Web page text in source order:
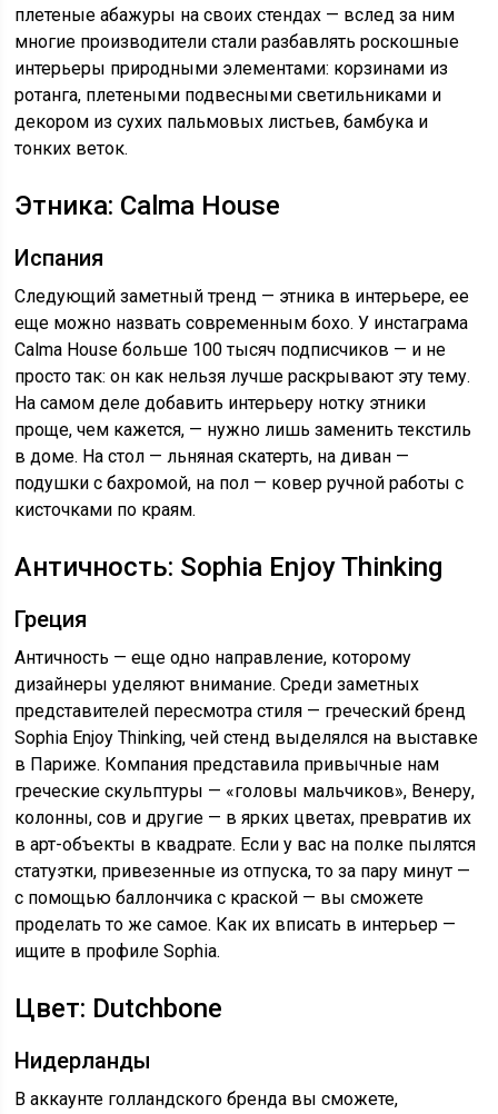
плетеные абажуры на своих стендах — вслед за ним
многие производители стали разбавлять роскошные
интерьеры природными элементами: корзинами из
ротанга, плетеными подвесными светильниками и
декором из сухих пальмовых листьев, бамбука и
тонких веток.
Этника: Calma House
Испания
Следующий заметный тренд — этника в интерьере, ее
еще можно назвать современным бохо. У инстаграма
Calma House больше 100 тысяч подписчиков — и не
просто так: он как нельзя лучше раскрывают эту тему.
На самом деле добавить интерьеру нотку этники
проще, чем кажется, — нужно лишь заменить текстиль
в доме. На стол — льняная скатерть, на диван —
подушки с бахромой, на пол — ковер ручной работы с
кисточками по краям.
Античность: Sophia Enjoy Thinking
Греция
Античность — еще одно направление, которому
дизайнеры уделяют внимание. Среди заметных
представителей пересмотра стиля — греческий бренд
Sophia Enjoy Thinking, чей стенд выделялся на выставке
в Париже. Компания представила привычные нам
греческие скульптуры — «головы мальчиков», Венеру,
колонны, сов и другие — в ярких цветах, превратив их
в арт-объекты в квадрате. Если у вас на полке пылятся
статуэтки, привезенные из отпуска, то за пару минут —
с помощью баллончика с краской — вы сможете
проделать то же самое. Как их вписать в интерьер —
ищите в профиле Sophia.
Цвет: Dutchbone
Нидерланды
В аккаунте голландского бренда вы сможете,